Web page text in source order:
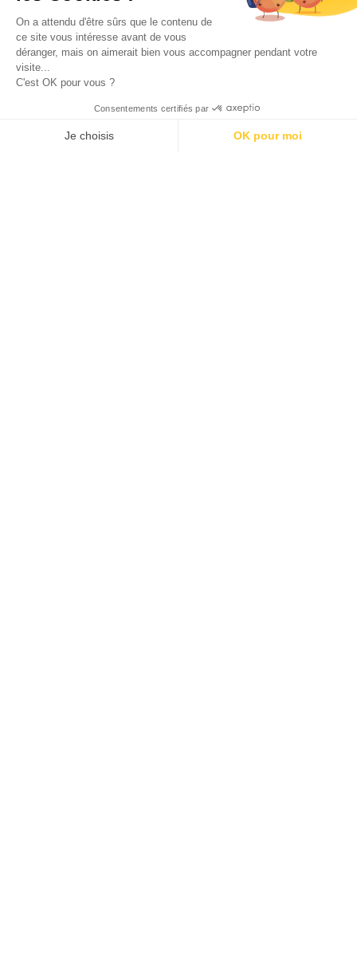
On a attendu d'être sûrs que le contenu de
ce site vous intéresse avant de vous
déranger, mais on aimerait bien vous accompagner pendant votre
visite...
C'est OK pour vous ?
Consentements certifiés par
Je choisis OK pour moi
SÉLECTION DE BONS PLANS